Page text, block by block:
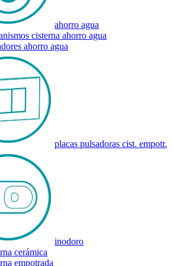
ahorro agua
cisterna ahorro agua
ahorro agua
placas pulsadoras cist. empotr.
inodoro
cerámica
empotrada